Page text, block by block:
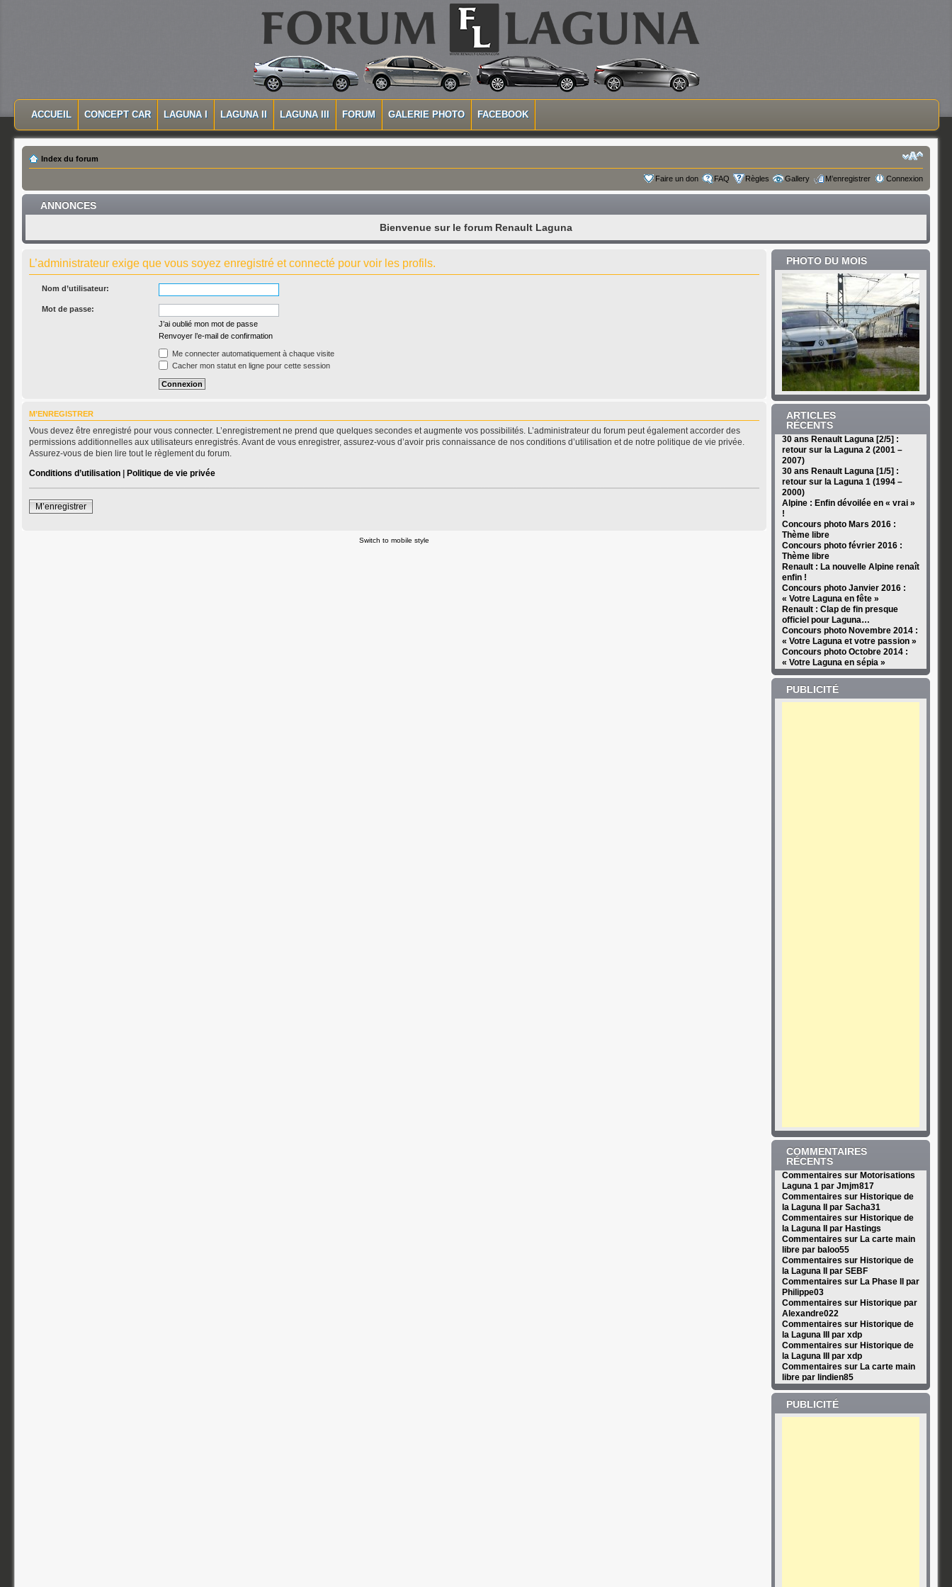
MENU PRINCIPAL
ACCUEIL CONCEPT CAR LAGUNA I LAGUNA II LAGUNA III FORUM GALERIE PHOTO FACEBOOK
Index du forum
Faire un don FAQ Règles Gallery M’enregistrer Connexion
ANNONCES
Bienvenue sur le forum Renault Laguna
L’administrateur exige que vous soyez enregistré et connecté pour voir les profils.
Nom d’utilisateur:
Mot de passe:
J’ai oublié mon mot de passe
Renvoyer l’e-mail de confirmation
Me connecter automatiquement à chaque visite
Cacher mon statut en ligne pour cette session
M’ENREGISTRER
Vous devez être enregistré pour vous connecter. L’enregistrement ne prend que quelques secondes et augmente vos possibilités. L’administrateur du forum peut également accorder des
permissions additionnelles aux utilisateurs enregistrés. Avant de vous enregistrer, assurez-vous d’avoir pris connaissance de nos conditions d’utilisation et de notre politique de vie privée.
Assurez-vous de bien lire tout le règlement du forum.
Conditions d’utilisation |Politique de vie privée
M’enregistrer
Switch to mobile style
PHOTO DU MOIS
ARTICLES
RÉCENTS
30 ans Renault Laguna [2/5] :
retour sur la Laguna 2 (2001 –
2007)
30 ans Renault Laguna [1/5] :
retour sur la Laguna 1 (1994 –
2000)
Alpine : Enfin dévoilée en « vrai »
!
Concours photo Mars 2016 :
Thème libre
Concours photo février 2016 :
Thème libre
Renault : La nouvelle Alpine renaît
enfin !
Concours photo Janvier 2016 :
« Votre Laguna en fête »
Renault : Clap de fin presque
officiel pour Laguna…
Concours photo Novembre 2014 :
« Votre Laguna et votre passion »
Concours photo Octobre 2014 :
« Votre Laguna en sépia »
PUBLICITÉ
COMMENTAIRES
RÉCENTS
Commentaires sur Motorisations
Laguna 1 par Jmjm817
Commentaires sur Historique de
la Laguna II par Sacha31
Commentaires sur Historique de
la Laguna II par Hastings
Commentaires sur La carte main
libre par baloo55
Commentaires sur Historique de
la Laguna II par SEBF
Commentaires sur La Phase II par
Philippe03
Commentaires sur Historique par
Alexandre022
Commentaires sur Historique de
la Laguna III par xdp
Commentaires sur Historique de
la Laguna III par xdp
Commentaires sur La carte main
libre par lindien85
PUBLICITÉ